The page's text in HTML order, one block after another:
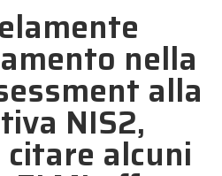
nella
alla
NIS2,
alcuni